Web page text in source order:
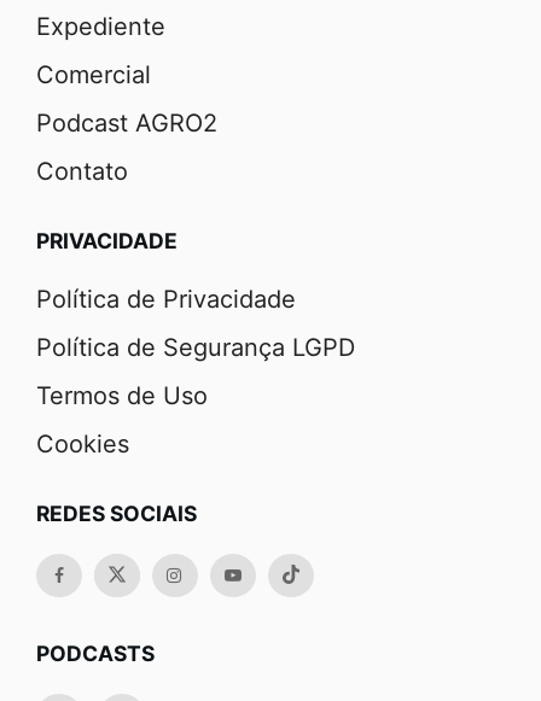
Expediente
Comercial
Podcast AGRO2
Contato
PRIVACIDADE
Política de Privacidade
Política de Segurança LGPD
Termos de Uso
Cookies
REDES SOCIAIS
PODCASTS